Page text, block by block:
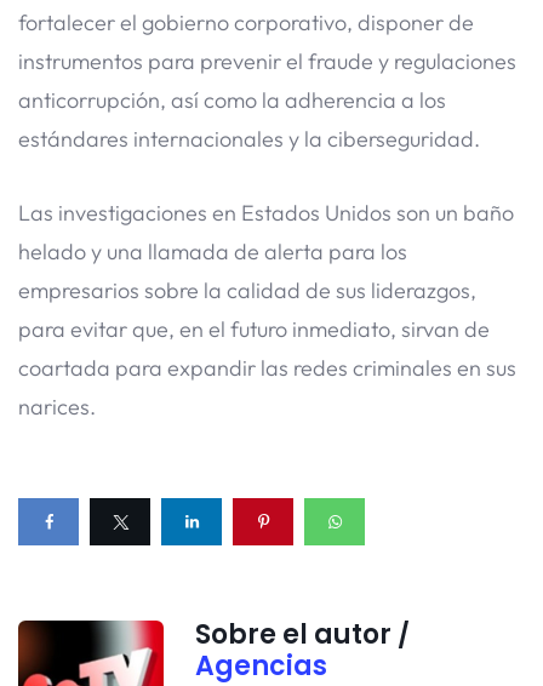
fortalecer el gobierno corporativo, disponer de
instrumentos para prevenir el fraude y regulaciones
anticorrupción, así como la adherencia a los
estándares internacionales y la ciberseguridad.
Las investigaciones en Estados Unidos son un baño
helado y una llamada de alerta para los
empresarios sobre la calidad de sus liderazgos,
para evitar que, en el futuro inmediato, sirvan de
coartada para expandir las redes criminales en sus
narices.
Sobre el autor /
Agencias